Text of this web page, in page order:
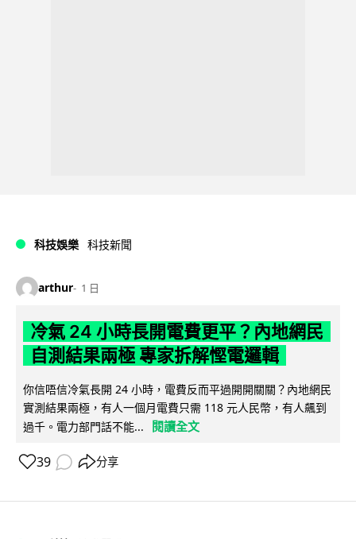
科技娛樂 科技新聞
arthur 1 日
冷氣 24 小時長開電費更平？內地網民
自測結果兩極 專家拆解慳電邏輯
你信唔信冷氣長開 24 小時，電費反而平過開開關關？內地網民
實測結果兩極，有人一個月電費只需 118 元人民幣，有人飆到
過千。電力部門話不能...
閱讀全文
39 分享